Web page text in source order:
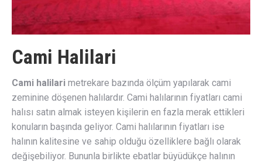
Cami Halilari
Cami halilari metrekare bazında ölçüm yapılarak cami
zeminine döşenen halılardır. Cami halılarının fiyatları cami
halısı satın almak isteyen kişilerin en fazla merak ettikleri
konuların başında geliyor. Cami halılarının fiyatları ise
halının kalitesine ve sahip olduğu özelliklere bağlı olarak
değişebiliyor. Bununla birlikte ebatlar büyüdükçe halının